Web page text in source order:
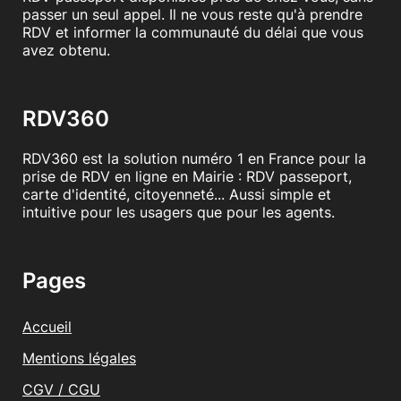
passer un seul appel. Il ne vous reste qu'à prendre
RDV et informer la communauté du délai que vous
avez obtenu.
RDV360
RDV360 est la solution numéro 1 en France pour la
prise de RDV en ligne en Mairie : RDV passeport,
carte d'identité, citoyenneté... Aussi simple et
intuitive pour les usagers que pour les agents.
Pages
Accueil
Mentions légales
CGV / CGU